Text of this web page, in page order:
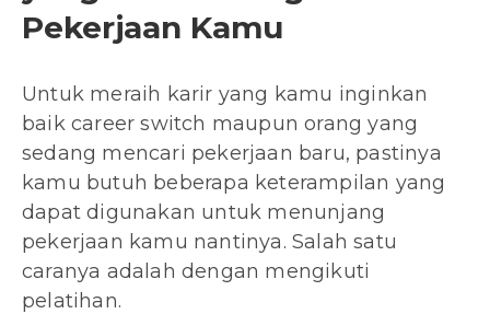
Pekerjaan Kamu
Untuk meraih karir yang kamu inginkan
baik career switch maupun orang yang
sedang mencari pekerjaan baru, pastinya
kamu butuh beberapa keterampilan yang
dapat digunakan untuk menunjang
pekerjaan kamu nantinya. Salah satu
caranya adalah dengan mengikuti
pelatihan.